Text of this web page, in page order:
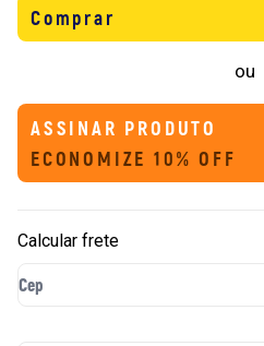
Comprar
ou
ASSINAR PRODUTO
ECONOMIZE 10% OFF
Calcular frete